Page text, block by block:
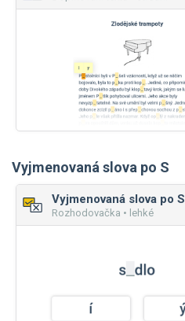
Vyjmenovaná slova po S
Vyjmenovaná slova po S
Rozhodovačka • lehké